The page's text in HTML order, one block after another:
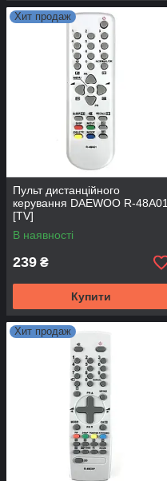
Хит продаж
Пульт дистанційного
керування DAEWOO R-48A01
[TV]
В наявності
239 ₴
Купити
Хит продаж